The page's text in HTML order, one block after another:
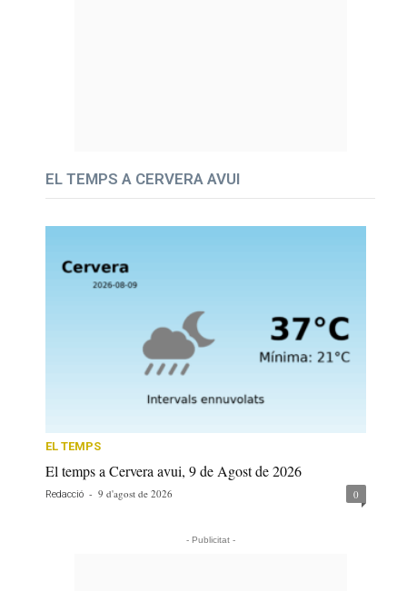
EL TEMPS A CERVERA AVUI
EL TEMPS
El temps a Cervera avui, 9 de Agost de 2026
Redacció - 9 d'agost de 2026 0
- Publicitat -